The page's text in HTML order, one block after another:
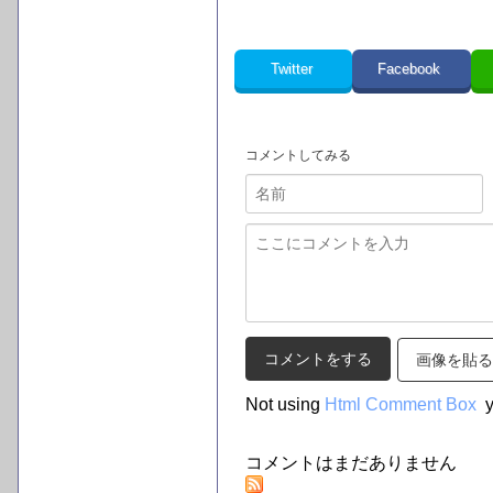
Twitter Facebook
コメントしてみる
画像を貼る
Not using Html Comment Box
コメントはまだありません